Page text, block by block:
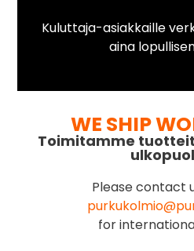
Kuluttaja-asiakkaille
aina
WE SHIP
Toimitamme
Please contact
for